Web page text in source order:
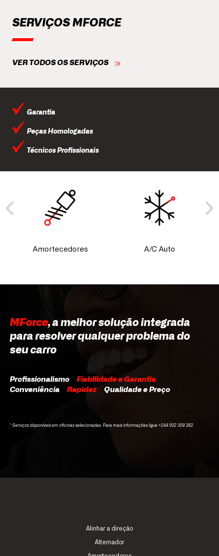
SERVIÇOS MFORCE
VER TODOS OS SERVIÇOS
Garantia
Peças Homologadas
Técnicos Profissionais
Amortecedores A/C Auto
MForce, a melhor solução integrada
para resolver qualquer problema do
seu carro
Profissionalismo Fiabilidade e Garantia
Conveniência Rapidez Qualidade e Preço
* Serviços disponíveis em oficinas selecionadas. Para mais informações ligue +244 932 309 382
Alinhar a direção
Alternador